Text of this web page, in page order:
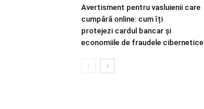
Avertisment pentru vasluienii care
cumpără online: cum îți
protejezi cardul bancar și
economiile de fraudele cibernetice